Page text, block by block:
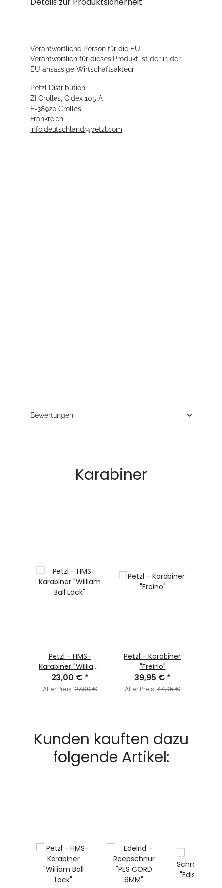
Verantwortliche Person für die EU
Verantwortlich für dieses Produkt ist der in der
EU ansässige Wirtschaftsakteur:
Petzl Distribution
ZI Crolles, Cidex 105 A
F-38920 Crolles
Frankreich
info.deutschland@petzl.com
Bewertungen
Karabiner
Petzl - HMS-
Karabiner "William
Ball Lock"
23,00 € *
Alter Preis:27,00 €
Petzl - Karabiner
"Freino"
39,95 € *
Alter Preis:44,95 €
Kunden kauften dazu
folgende Artikel: